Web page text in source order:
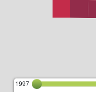
1997